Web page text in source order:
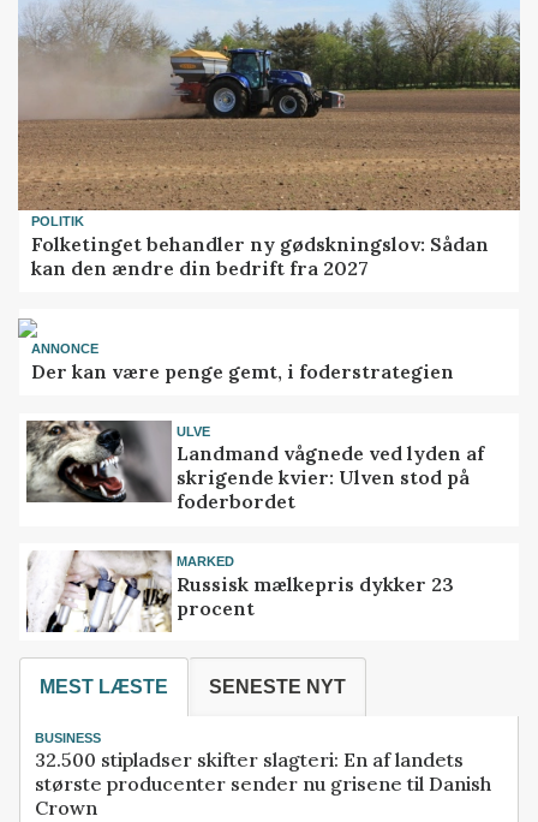
POLITIK
Folketinget behandler ny gødskningslov: Sådan
kan den ændre din bedrift fra 2027
ANNONCE
Der kan være penge gemt, i foderstrategien
ULVE
Landmand vågnede ved lyden af
skrigende kvier: Ulven stod på
foderbordet
MARKED
Russisk mælkepris dykker 23
procent
MEST LÆSTE SENESTE NYT
BUSINESS
32.500 stipladser skifter slagteri: En af landets
største producenter sender nu grisene til Danish
Crown